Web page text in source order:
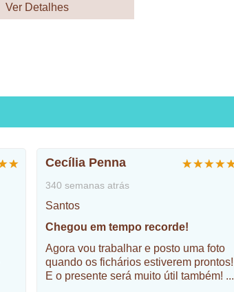
Ver Detalhes
Cecília Penna
340 semanas atrás
Santos
Chegou em tempo recorde!
Agora vou trabalhar e posto uma foto
quando os fichários estiverem prontos!
E o presente será muito útil também! ...